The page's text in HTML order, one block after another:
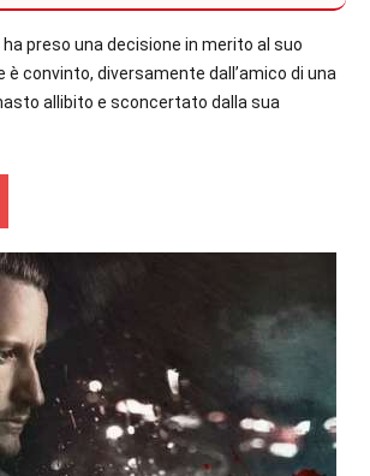
ha preso una decisione in merito al suo
è convinto, diversamente dallʼamico di una
allibito e sconcertato dalla sua